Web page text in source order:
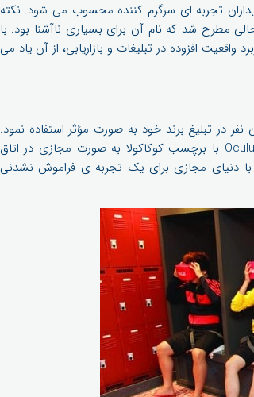
تجربه ای سرگرم کننده محسوب می شود. نکته
این تبلیغات اینست که ایده ی واقعیت افزوده در سال 2011 در حالی مطرح شد که نام آن برای بسیاری ناآشنا بود. با
واقعیت افزوده در تبلیغات و بازاریابی، از آن یاد می
برزیل، کوکاکولا از فرصت ایجاد شده بهره برد و از 3.5 میلیون نفر در تبلیغ برند خود به صورت مؤثر استفاده نمود.
شرکت کنندگان در این تبلیغ با استفاده از نمایشگرهای Oculus Rift head-mounted با برچسب کوکاکولا به صورت مجازی در اتاق
با دنیای مجازی برای یک تجربه ی فراموش نشدنی